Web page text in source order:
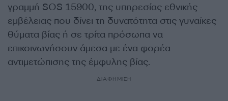
γραμμή SOS 15900, της υπηρεσίας εθνικής
εµβέλειας που δίνει τη δυνατότητα στις γυναίκες
θύµατα βίας ή σε τρίτα πρόσωπα να
επικοινωνήσουν άµεσα µε ένα φορέα
αντιµετώπισης της έµφυλης βίας.
ΔΙΑΦΗΜΙΣΗ